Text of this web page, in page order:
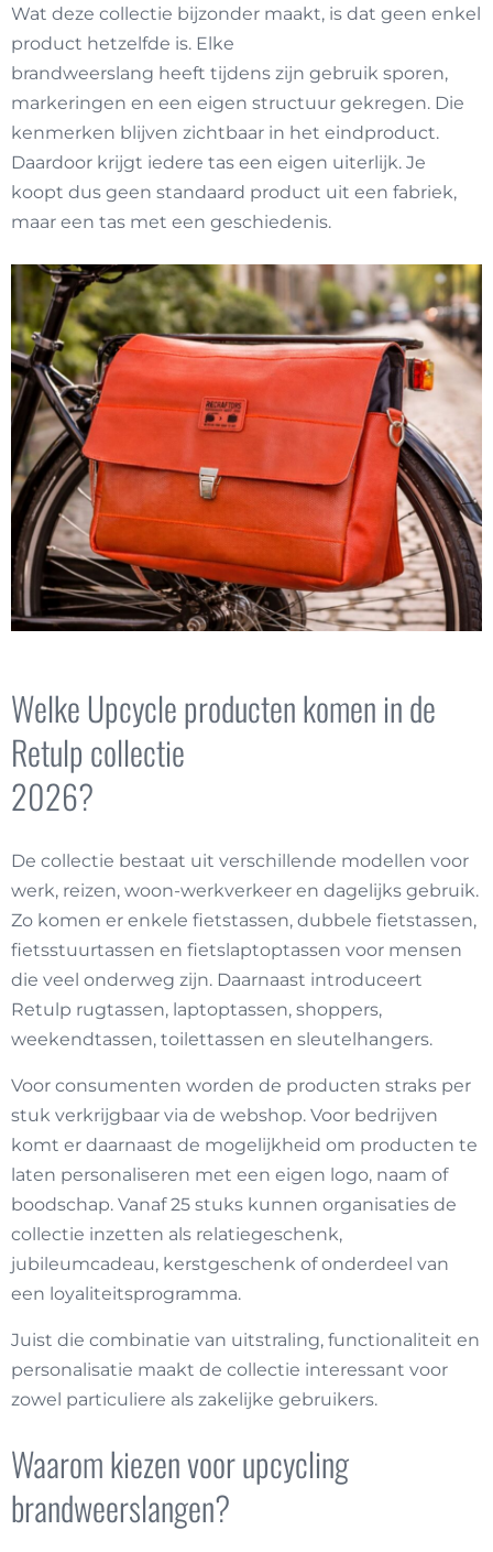
Wat deze collectie bijzonder maakt, is dat geen enkel
product hetzelfde is. Elke
brandweerslang heeft tijdens zijn gebruik sporen,
markeringen en een eigen structuur gekregen. Die
kenmerken blijven zichtbaar in het eindproduct.
Daardoor krijgt iedere tas een eigen uiterlijk. Je
koopt dus geen standaard product uit een fabriek,
maar een tas met een geschiedenis.
Welke Upcycle producten komen in de
Retulp collectie
2026?
De collectie bestaat uit verschillende modellen voor
werk, reizen, woon-werkverkeer en dagelijks gebruik.
Zo komen er enkele fietstassen, dubbele fietstassen,
fietsstuurtassen en fietslaptoptassen voor mensen
die veel onderweg zijn. Daarnaast introduceert
Retulp rugtassen, laptoptassen, shoppers,
weekendtassen, toilettassen en sleutelhangers.
Voor consumenten worden de producten straks per
stuk verkrijgbaar via de webshop. Voor bedrijven
komt er daarnaast de mogelijkheid om producten te
laten personaliseren met een eigen logo, naam of
boodschap. Vanaf 25 stuks kunnen organisaties de
collectie inzetten als relatiegeschenk,
jubileumcadeau, kerstgeschenk of onderdeel van
een loyaliteitsprogramma.
Juist die combinatie van uitstraling, functionaliteit en
personalisatie maakt de collectie interessant voor
zowel particuliere als zakelijke gebruikers.
Waarom kiezen voor upcycling
brandweerslangen?